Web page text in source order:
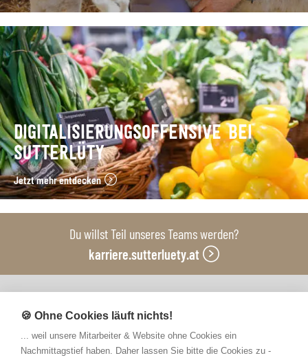
DIGITALISIERUNGSOFFENSIVE BEI
SUTTERLÜTY
Jetzt mehr entdecken
Du willst Teil unseres Teams werden?
karriere.sutterluety.at
Unsere Produktionsbetriebe
🍪 Ohne Cookies läuft nichts!
... weil unsere Mitarbeiter & Website ohne Cookies ein
Nachmittagstief haben. Daher lassen Sie bitte die Cookies zu -